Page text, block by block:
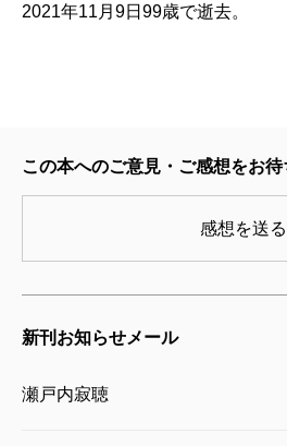
2021年11月9日99歳で逝去。
この本へのご意見・ご感想をお待
感想を送る
新刊お知らせメール
瀬戸内寂聴